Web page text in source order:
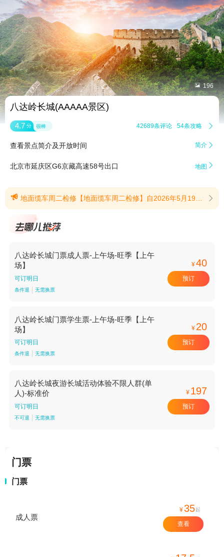
 196
八达岭长城(AAAAA景区)
4.7 分 很棒 42689条评论 54条攻略 
查看景点简介及开放时间 简介 
北京市延庆区G6京藏高速58号出口 地图 
 地面缆车周二检修【地面缆车周二检修】自2026年5月19日起，八达岭南线地面缆车每周二上午设备检修暂停运营，运营时间另行通知，北线空中索道正常运营。(提示有效期2026/5/18至2026/10/31) 
八达岭长城门票成人票-上午场-旺季【上午
场】
可订明日
条件退 无需换票
¥40
预订
八达岭长城门票学生票-上午场-旺季【上午
场】
可订明日
条件退 无需换票
¥ 20
预订
八达岭长城夜游长城活动体验不限人群(单
人)-标准价
可订明日
不可退 无需换票
¥ 197
预订
门票
门票
成人票
¥35起
查看
